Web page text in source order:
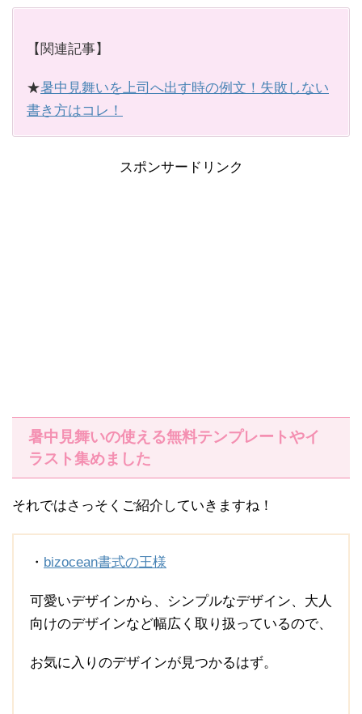
【関連記事】
★暑中見舞いを上司へ出す時の例文！失敗しない
書き方はコレ！
スポンサードリンク
暑中見舞いの使える無料テンプレートやイ
ラスト集めました
それではさっそくご紹介していきますね！
・ bizocean書式の王様
可愛いデザインから、シンプルなデザイン、大人
向けのデザインなど幅広く取り扱っているので、
お気に入りのデザインが見つかるはず。